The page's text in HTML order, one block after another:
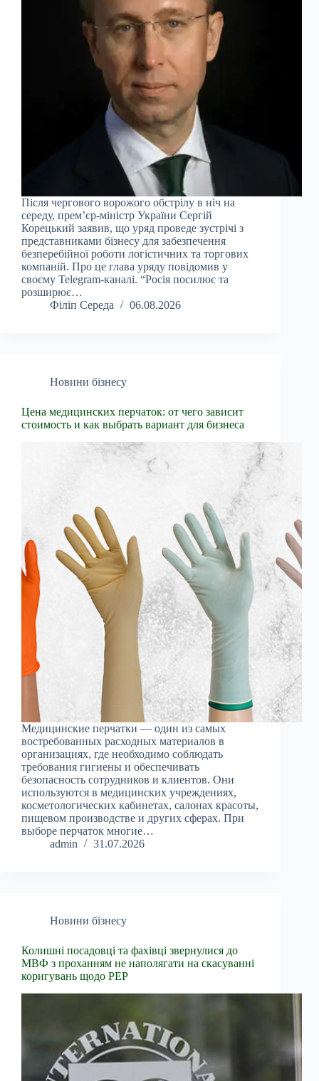
Після чергового ворожого обстрілу в ніч на
середу, прем’єр-міністр України Сергій
Корецький заявив, що уряд проведе зустрічі з
представниками бізнесу для забезпечення
безперебійної роботи логістичних та торгових
компаній. Про це глава уряду повідомив у
своєму Telegram-каналі. “Росія посилює та
розширює…
Філіп Середа
06.08.2026
Новини бізнесу
Цена медицинских перчаток: от чего зависит
стоимость и как выбрать вариант для бизнеса
Медицинские перчатки — один из самых
востребованных расходных материалов в
организациях, где необходимо соблюдать
требования гигиены и обеспечивать
безопасность сотрудников и клиентов. Они
используются в медицинских учреждениях,
косметологических кабинетах, салонах красоты,
пищевом производстве и других сферах. При
выборе перчаток многие…
admin
31.07.2026
Новини бізнесу
Колишні посадовці та фахівці звернулися до
МВФ з проханням не наполягати на скасуванні
коригувань щодо PEP